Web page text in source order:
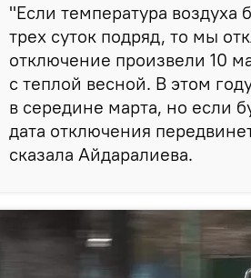
"Если температура воздуха
трех суток подряд, то мы
отключение произвели 10
с теплой весной. В этом
в середине марта, но если
дата отключения
сказала Айдаралиева.